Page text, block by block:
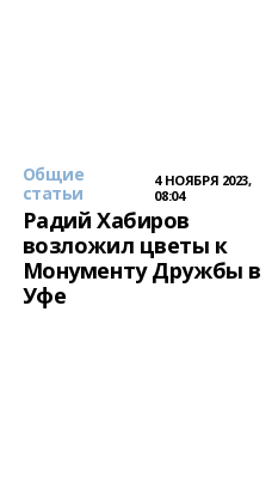
Общие
статьи
4 НОЯБРЯ 2023,
08:04
Радий Хабиров
возложил цветы к
Монументу Дружбы в
Уфе